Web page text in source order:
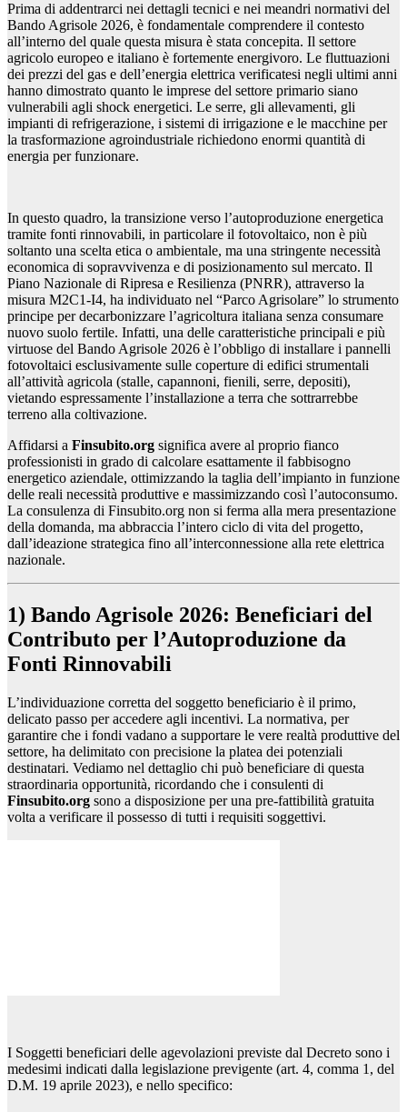
Prima di addentrarci nei dettagli tecnici e nei meandri normativi del
Bando Agrisole 2026, è fondamentale comprendere il contesto
all’interno del quale questa misura è stata concepita. Il settore
agricolo europeo e italiano è fortemente energivoro. Le fluttuazioni
dei prezzi del gas e dell’energia elettrica verificatesi negli ultimi anni
hanno dimostrato quanto le imprese del settore primario siano
vulnerabili agli shock energetici. Le serre, gli allevamenti, gli
impianti di refrigerazione, i sistemi di irrigazione e le macchine per
la trasformazione agroindustriale richiedono enormi quantità di
energia per funzionare.
In questo quadro, la transizione verso l’autoproduzione energetica
tramite fonti rinnovabili, in particolare il fotovoltaico, non è più
soltanto una scelta etica o ambientale, ma una stringente necessità
economica di sopravvivenza e di posizionamento sul mercato. Il
Piano Nazionale di Ripresa e Resilienza (PNRR), attraverso la
misura M2C1-I4, ha individuato nel “Parco Agrisolare” lo strumento
principe per decarbonizzare l’agricoltura italiana senza consumare
nuovo suolo fertile. Infatti, una delle caratteristiche principali e più
virtuose del Bando Agrisole 2026 è l’obbligo di installare i pannelli
fotovoltaici esclusivamente sulle coperture di edifici strumentali
all’attività agricola (stalle, capannoni, fienili, serre, depositi),
vietando espressamente l’installazione a terra che sottrarrebbe
terreno alla coltivazione.
Affidarsi a Finsubito.org significa avere al proprio fianco
professionisti in grado di calcolare esattamente il fabbisogno
energetico aziendale, ottimizzando la taglia dell’impianto in funzione
delle reali necessità produttive e massimizzando così l’autoconsumo.
La consulenza di Finsubito.org non si ferma alla mera presentazione
della domanda, ma abbraccia l’intero ciclo di vita del progetto,
dall’ideazione strategica fino all’interconnessione alla rete elettrica
nazionale.
1) Bando Agrisole 2026: Beneficiari del
Contributo per l’Autoproduzione da
Fonti Rinnovabili
L’individuazione corretta del soggetto beneficiario è il primo,
delicato passo per accedere agli incentivi. La normativa, per
garantire che i fondi vadano a supportare le vere realtà produttive del
settore, ha delimitato con precisione la platea dei potenziali
destinatari. Vediamo nel dettaglio chi può beneficiare di questa
straordinaria opportunità, ricordando che i consulenti di
Finsubito.org sono a disposizione per una pre-fattibilità gratuita
volta a verificare il possesso di tutti i requisiti soggettivi.
I Soggetti beneficiari delle agevolazioni previste dal Decreto sono i
medesimi indicati dalla legislazione previgente (art. 4, comma 1, del
D.M. 19 aprile 2023), e nello specifico: